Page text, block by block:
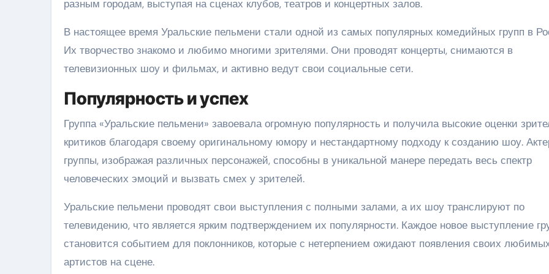
разным городам, выступая на сценах клубов, театров и концертных залов.
В настоящее время Уральские пельмени стали одной из самых популярных комедийных групп в
Их творчество знакомо и любимо многими зрителями. Они проводят концерты, снимаются в
телевизионных шоу и фильмах, и активно ведут свои социальные сети.
Популярность и успех
Группа «Уральские пельмени» завоевала огромную популярность и получила высокие оценки
критиков благодаря своему оригинальному юмору и нестандартному подходу к созданию шоу.
группы, изображая различных персонажей, способны в уникальной манере передать весь спектр
человеческих эмоций и вызвать смех у зрителей.
Уральские пельмени проводят свои выступления с полными залами, а их шоу транслируют по
телевидению, что является ярким подтверждением их популярности. Каждое новое выступление
становится событием для поклонников, которые с нетерпением ожидают появления своих
артистов на сцене.